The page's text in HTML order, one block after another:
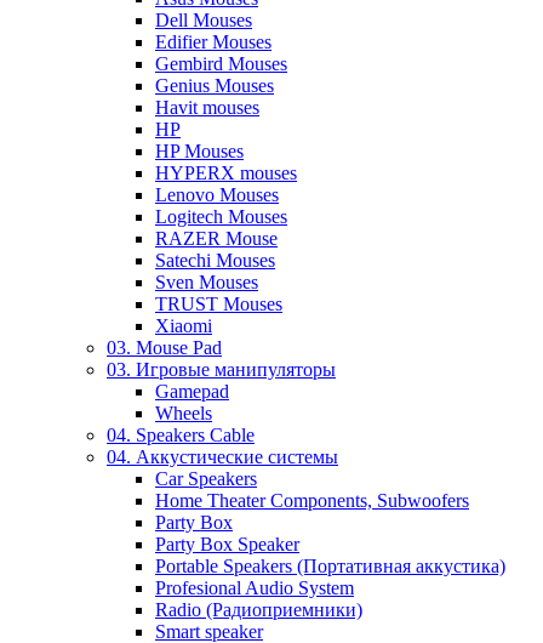
Dell Mouses
Edifier Mouses
Gembird Mouses
Genius Mouses
Havit mouses
HP
HP Mouses
HYPERX mouses
Lenovo Mouses
Logitech Mouses
RAZER Mouse
Satechi Mouses
Sven Mouses
TRUST Mouses
Xiaomi
03. Mouse Pad
03. Игровые манипуляторы
Gamepad
Wheels
04. Speakers Cable
04. Аккустические системы
Car Speakers
Home Theater Components, Subwoofers
Party Box
Party Box Speaker
Portable Speakers (Портативная аккустика)
Profesional Audio System
Radio (Радиоприемники)
Smart speaker